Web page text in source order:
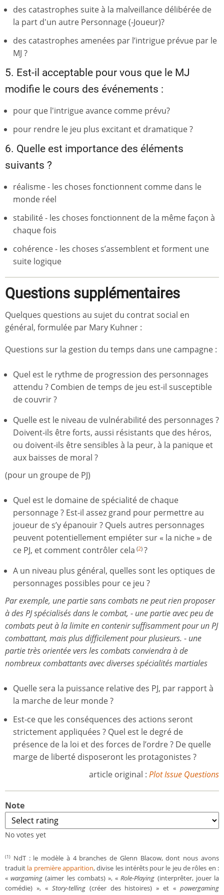
des catastrophes suite à la malveillance délibérée de
la part d'un autre Personnage (-Joueur)?
des catastrophes amenées par l’intrigue prévue par le
MJ ?
5. Est-il acceptable pour vous que le MJ
modifie le cours des événements :
pour que l'intrigue avance comme prévu?
pour rendre le jeu plus excitant et dramatique ?
6. Quelle est importance des éléments
suivants ?
réalisme - les choses fonctionnent comme dans le
monde réel
stabilité - les choses fonctionnent de la même façon à
chaque fois
cohérence - les choses s’assemblent et forment une
suite logique
Questions supplémentaires
Quelques questions au sujet du contrat social en
général, formulée par Mary Kuhner :
Questions sur la gestion du temps dans une campagne :
Quel est le rythme de progression des personnages
attendu ? Combien de temps de jeu est-il susceptible
de couvrir ?
Quelle est le niveau de vulnérabilité des personnages ?
Doivent-ils être forts, aussi résistants que des héros,
ou doivent-ils être sensibles à la peur, à la panique et
aux baisses de moral ?
(pour un groupe de PJ)
Quel est le domaine de spécialité de chaque
personnage ? Est-il assez grand pour permettre au
joueur de s’y épanouir ? Quels autres personnages
peuvent potentiellement empiéter sur « la niche » de
ce PJ, et comment contrôler cela (2) ?
A un niveau plus général, quelles sont les optiques de
personnages possibles pour ce jeu ?
Par exemple, une partie sans combats ne peut rien proposer
à des PJ spécialisés dans le combat, - une partie avec peu de
combats peut à la limite en contenir suffisamment pour un PJ
combattant, mais plus difficilement pour plusieurs. - une
partie très orientée vers les combats conviendra à de
nombreux combattants avec diverses spécialités martiales
Quelle sera la puissance relative des PJ, par rapport à
la marche de leur monde ?
Est-ce que les conséquences des actions seront
strictement appliquées ? Quel est le degré de
présence de la loi et des forces de l’ordre ? De quelle
marge de liberté disposeront les protagonistes ?
article original : Plot Issue Questions
Note
No votes yet
(1) NdT : le modèle à 4 branches de Glenn Blacow, dont nous avons
traduit la première apparition, divise les intérêts pour le jeu de rôles en :
«wargaming (aimer les combats) », «Role-Playing (interprêter, jouer la
comédie) », « Story-telling(créer des histoires) » et «powergaming